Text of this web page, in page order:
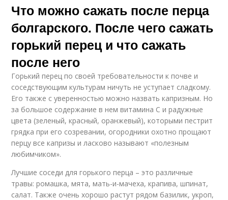
Что можно сажать после перца
болгарского. После чего сажать
горький перец и что сажать
после него
Горький перец по своей требовательности к почве и
соседствующим культурам ничуть не уступает сладкому.
Его также с уверенностью можно назвать капризным. Но
за большое содержание в нем витамина С и радужные
цвета (зеленый, красный, оранжевый), которыми пестрит
грядка при его созревании, огородники охотно прощают
перцу все капризы и ласково называют «полезным
любимчиком».
Лучшие соседи для горького перца – это различные
травы: ромашка, мята, мать-и-мачеха, крапива, шпинат,
салат. Также очень хорошо растут рядом базилик, укроп,